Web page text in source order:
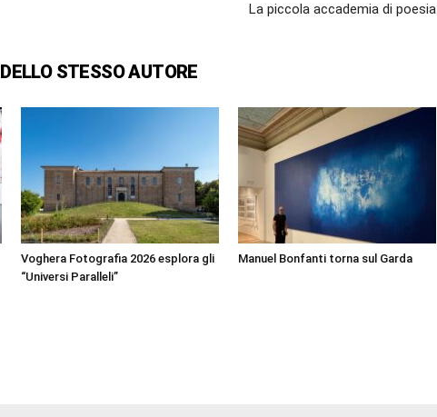
La piccola accademia di poesia
DELLO STESSO AUTORE
Voghera Fotografia 2026 esplora gli
“Universi Paralleli”
Manuel Bonfanti torna sul Garda